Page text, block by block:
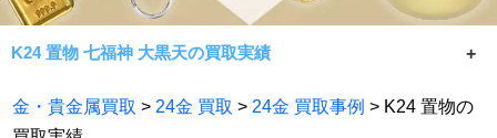
K24 置物 七福神 大黒天の買取実績
K24 置物 七福神 大黒天の買取実績です。
常に相場限界で手数料無料買取！七福神が金・貴金属製品
金・貴金属買取 > 24金 買取 > 24金 買取事例 > K24 置物の